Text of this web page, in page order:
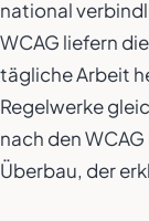
national
WCAG liefern
tägliche Arbeit
Regelwerke
nach den
Überbau, der